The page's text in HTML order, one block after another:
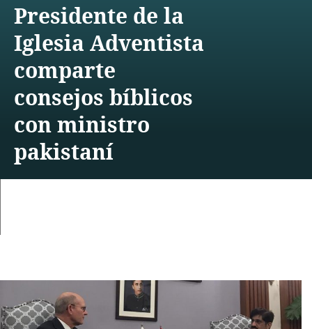
Presidente de la
Iglesia Adventista
comparte
consejos bíblicos
con ministro
pakistaní